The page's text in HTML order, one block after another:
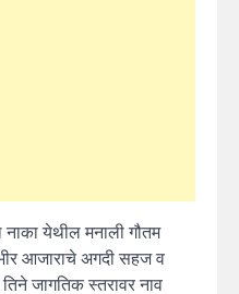
नाका येथील मनाली गौतम
आजाराचे अगदी सहज व
जागतिक स्तरावर नाव